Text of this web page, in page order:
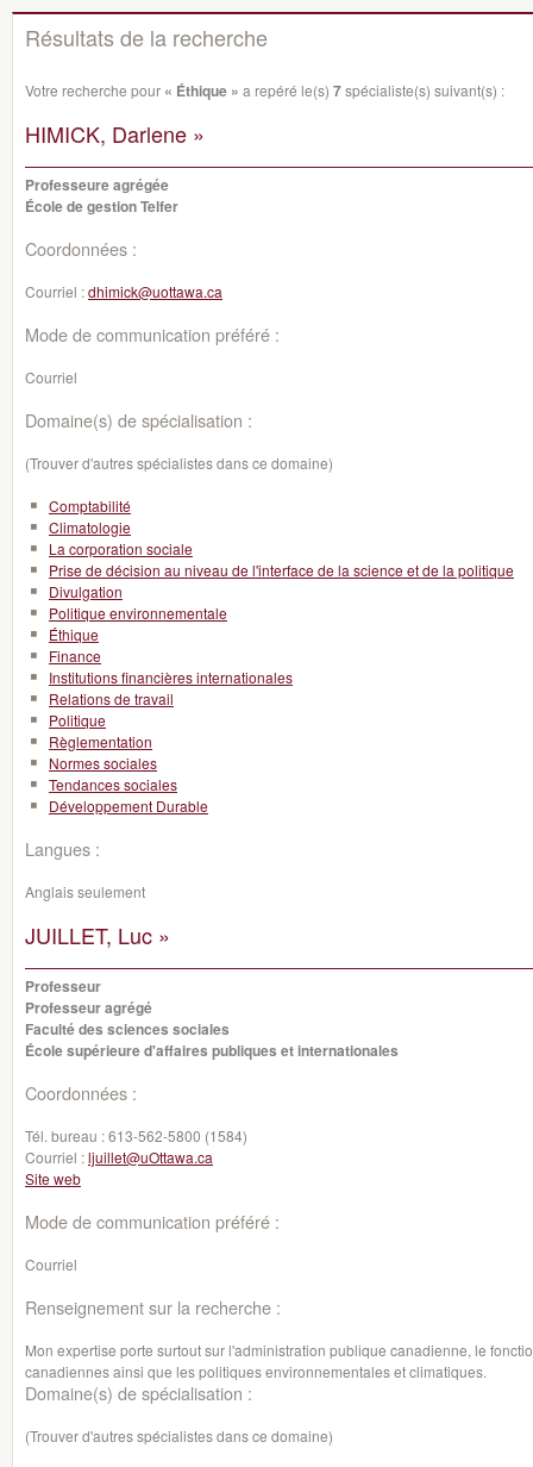
Résultats de la recherche
Votre recherche pour « Éthique » a repéré le(s) 7spécialiste(s) suivant(s) :
HIMICK, Darlene »
Professeure agrégée
École de gestion Telfer
Coordonnées :
Courriel :dhimick@uottawa.ca
Mode de communication préféré :
Courriel
Domaine(s) de spécialisation :
(Trouver d'autres spécialistes dans ce domaine)
Comptabilité
Climatologie
La corporation sociale
Prise de décision au niveau de l'interface de la science et de la politique
Divulgation
Politique environnementale
Éthique
Finance
Institutions financières internationales
Relations de travail
Politique
Règlementation
Normes sociales
Tendances sociales
Développement Durable
Langues :
Anglais seulement
JUILLET, Luc »
Professeur
Professeur agrégé
Faculté des sciences sociales
École supérieure d'affaires publiques et internationales
Coordonnées :
Tél. bureau :613-562-5800 (1584)
Courriel :ljuillet@uOttawa.ca
Site web
Mode de communication préféré :
Courriel
Renseignement sur la recherche :
Mon expertise porte surtout sur l'administration publique canadienne, le
canadiennes ainsi que les politiques environnementales et climatiques.
Domaine(s) de spécialisation :
(Trouver d'autres spécialistes dans ce domaine)